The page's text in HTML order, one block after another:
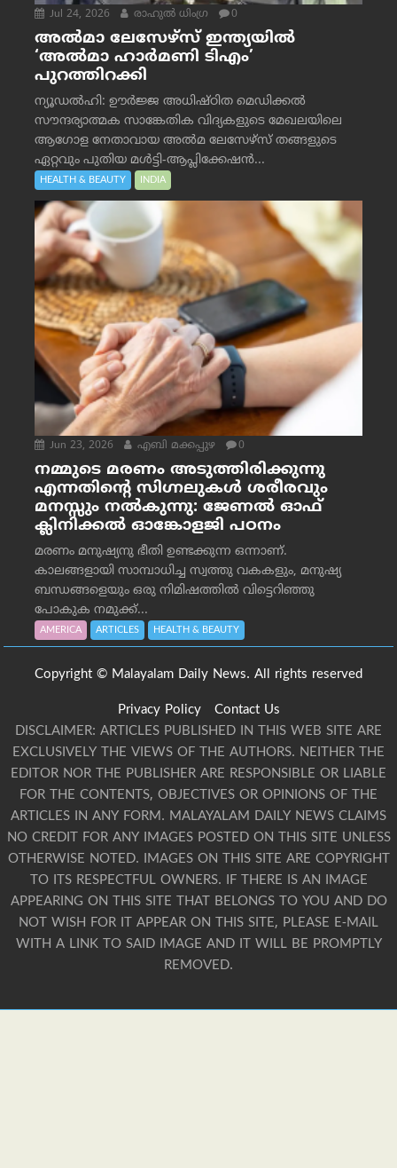
Jul 24, 2026 രാഹുല്‍ ധിംഗ്ര 0
അൽമാ ലേസേഴ്സ് ഇന്ത്യയിൽ
‘അൽമാ ഹാർമണി ടിഎം’
പുറത്തിറക്കി
ന്യൂഡൽഹി: ഊർജ്ജ അധിഷ്ഠിത മെഡിക്കൽ
സൗന്ദര്യാത്മക സാങ്കേതിക വിദ്യകളുടെ മേഖലയിലെ
ആഗോള നേതാവായ അൽമ ലേസേഴ്സ് തങ്ങളുടെ
ഏറ്റവും പുതിയ മൾട്ടി-ആപ്ലിക്കേഷൻ...
HEALTH & BEAUTY INDIA
Jun 23, 2026 എബി മക്കപ്പുഴ 0
നമ്മുടെ മരണം അടുത്തിരിക്കുന്നു
എന്നതിന്റെ സിഗ്നലുകൾ ശരീരവും
മനസ്സും നല്‍കുന്നു: ജേണല്‍ ഓഫ്
ക്ലിനിക്കല്‍ ഓങ്കോളജി പഠനം
മരണം മനുഷ്യനു ഭീതി ഉണ്ടക്കുന്ന ഒന്നാണ്.
കാലങ്ങളായി സാമ്പാധിച്ച സ്വത്തു വകകളും, മനുഷ്യ
ബന്ധങ്ങളെയും ഒരു നിമിഷത്തിൽ വിട്ടെറിഞ്ഞു
പോകുക നമുക്ക്...
AMERICA ARTICLES HEALTH & BEAUTY
Copyright © Malayalam Daily News. All rights reserved
Privacy Policy
Contact Us
DISCLAIMER: ARTICLES PUBLISHED IN THIS WEB SITE ARE
EXCLUSIVELY THE VIEWS OF THE AUTHORS. NEITHER THE
EDITOR NOR THE PUBLISHER ARE RESPONSIBLE OR LIABLE
FOR THE CONTENTS, OBJECTIVES OR OPINIONS OF THE
ARTICLES IN ANY FORM. MALAYALAM DAILY NEWS CLAIMS
NO CREDIT FOR ANY IMAGES POSTED ON THIS SITE UNLESS
OTHERWISE NOTED. IMAGES ON THIS SITE ARE COPYRIGHT
TO ITS RESPECTFUL OWNERS. IF THERE IS AN IMAGE
APPEARING ON THIS SITE THAT BELONGS TO YOU AND DO
NOT WISH FOR IT APPEAR ON THIS SITE, PLEASE E-MAIL
WITH A LINK TO SAID IMAGE AND IT WILL BE PROMPTLY
REMOVED.